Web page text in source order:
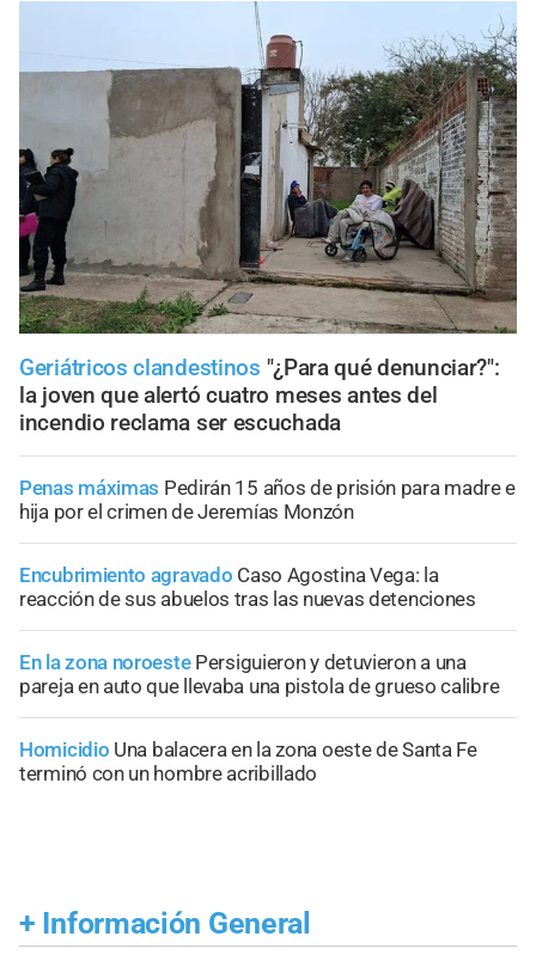
Geriátricos clandestinos "¿Para qué denunciar?":
la joven que alertó cuatro meses antes del
incendio reclama ser escuchada
Penas máximas Pedirán 15 años de prisión para madre e
hija por el crimen de Jeremías Monzón
Encubrimiento agravado Caso Agostina Vega: la
reacción de sus abuelos tras las nuevas detenciones
En la zona noroeste Persiguieron y detuvieron a una
pareja en auto que llevaba una pistola de grueso calibre
Homicidio Una balacera en la zona oeste de Santa Fe
terminó con un hombre acribillado
+ Información General